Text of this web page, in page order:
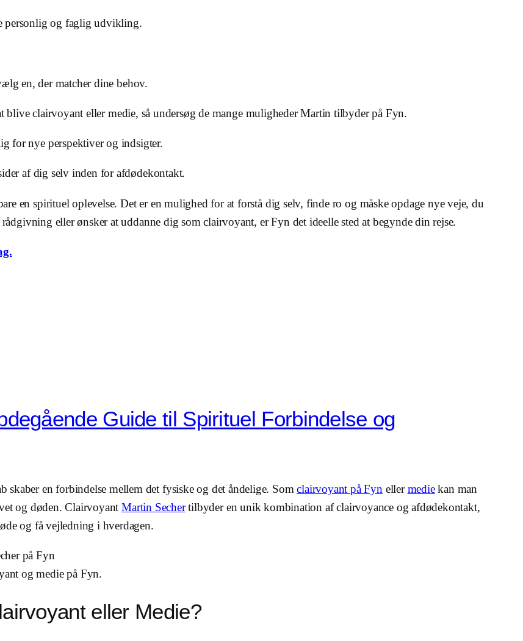
personlig og faglig udvikling.
en, der matcher dine behov.
clairvoyant eller medie, så undersøg de mange muligheder Martin tilbyder på Fyn.
for nye perspektiver og indsigter.
af dig selv inden for afdødekontakt.
en spirituel oplevelse. Det er en mulighed for at forstå dig selv, finde ro og måske opdage nye veje, du
eller ønsker at uddanne dig som clairvoyant, er Fyn det ideelle sted at begynde din rejse.
Guide til Spirituel Forbindelse og
skaber en forbindelse mellem det fysiske og det åndelige. Somclairvoyant på Fyn ellermediekan man
og døden. ClairvoyantMartin Sechertilbyder en unik kombination af clairvoyance og afdødekontakt,
og få vejledning i hverdagen.
og medie på Fyn.
eller Medie?